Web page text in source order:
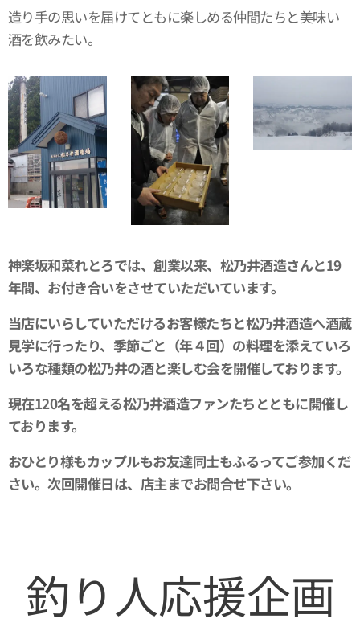
造り手の思いを届けてともに楽しめる仲間たちと美味い
酒を飲みたい。
神楽坂和菜れとろでは、創業以来、松乃井酒造さんと19
年間、お付き合いをさせていただいています。
当店にいらしていただけるお客様たちと松乃井酒造へ酒蔵
見学に行ったり、季節ごと（年４回）の料理を添えていろ
いろな種類の松乃井の酒と楽しむ会を開催しております。
現在120名を超える松乃井酒造ファンたちとともに開催し
ております。
おひとり様もカップルもお友達同士もふるってご参加くだ
さい。次回開催日は、店主までお問合せ下さい。
釣り人応援企画